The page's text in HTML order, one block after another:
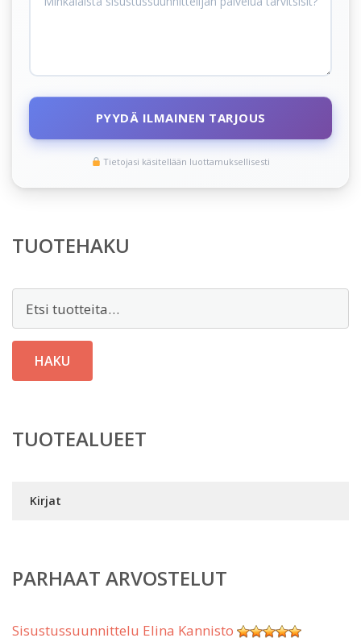
PYYDÄ ILMAINEN TARJOUS
Tietojasi käsitellään luottamuksellisesti
TUOTEHAKU
HAKU
TUOTEALUEET
Kirjat
PARHAAT ARVOSTELUT
Sisustussuunnittelu Elina Kannisto